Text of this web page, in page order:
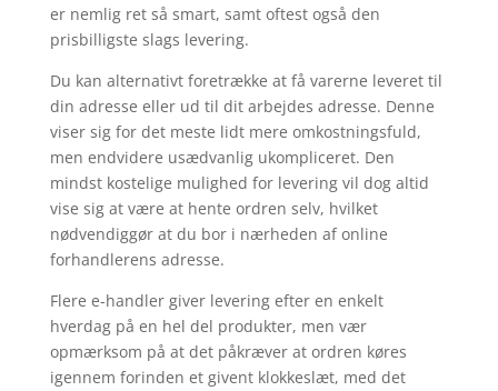
er nemlig ret så smart, samt oftest også den
prisbilligste slags levering.
Du kan alternativt foretrække at få varerne leveret til
din adresse eller ud til dit arbejdes adresse. Denne
viser sig for det meste lidt mere omkostningsfuld,
men endvidere usædvanlig ukompliceret. Den
mindst kostelige mulighed for levering vil dog altid
vise sig at være at hente ordren selv, hvilket
nødvendiggør at du bor i nærheden af online
forhandlerens adresse.
Flere e-handler giver levering efter en enkelt
hverdag på en hel del produkter, men vær
opmærksom på at det påkræver at ordren køres
igennem forinden et givent klokkeslæt, med det